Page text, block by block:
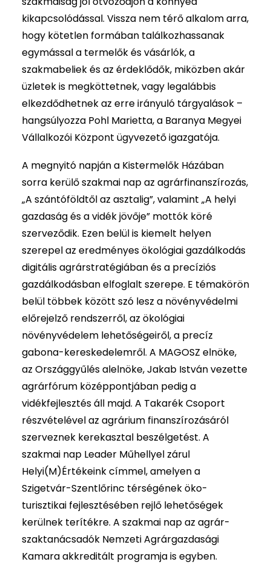
kikapcsolódással. Vissza nem térő alkalom arra,
hogy kötetlen formában találkozhassanak
egymással a termelők és vásárlók, a
szakmabeliek és az érdeklődők, miközben akár
üzletek is megköttetnek, vagy legalábbis
elkezdődhetnek az erre irányuló tárgyalások –
hangsúlyozza Pohl Marietta, a Baranya Megyei
Vállalkozói Központ ügyvezető igazgatója.
A megnyitó napján a Kistermelők Házában
sorra kerülő szakmai nap az agrárfinanszírozás,
„A szántóföldtől az asztalig”, valamint „A helyi
gazdaság és a vidék jövője” mottók köré
szerveződik. Ezen belül is kiemelt helyen
szerepel az eredményes ökológiai gazdálkodás
digitális agrárstratégiában és a precíziós
gazdálkodásban elfoglalt szerepe. E témakörön
belül többek között szó lesz a növényvédelmi
előrejelző rendszerről, az ökológiai
növényvédelem lehetőségeiről, a precíz
gabona-kereskedelemről. A MAGOSZ elnöke,
az Országgyűlés alelnöke, Jakab István vezette
agrárfórum középpontjában pedig a
vidékfejlesztés áll majd. A Takarék Csoport
részvételével az agrárium finanszírozásáról
szerveznek kerekasztal beszélgetést. A
szakmai nap Leader Műhellyel zárul
Helyi(M)Értékeink címmel, amelyen a
Szigetvár-Szentlőrinc térségének öko-
turisztikai fejlesztésében rejlő lehetőségek
kerülnek terítékre. A szakmai nap az agrár-
szaktanácsadók Nemzeti Agrárgazdasági
Kamara akkreditált programja is egyben.